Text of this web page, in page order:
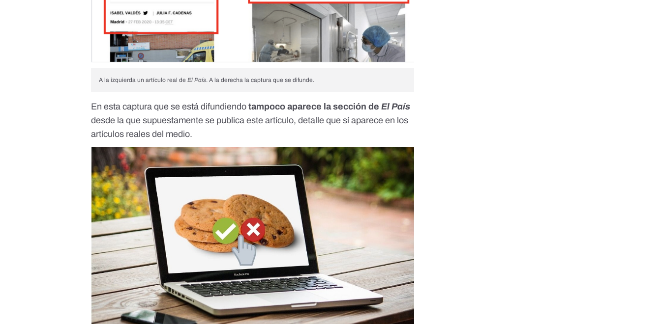
A la izquierda un artículo real deEl País. A la derecha la captura que se difunde.
En esta captura que se está difundiendotampoco aparece la sección deEl País
desde la que supuestamente se publica este artículo, detalle que sí aparece en los
artículos reales del medio.